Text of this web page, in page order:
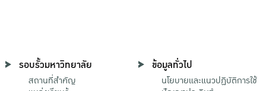
รอบรั้วมหาวิทยาลัย
สถานที่สำคัญ
ข้อมูลทั่วไป
นโยบายและแนวปฏิบัติการใช้